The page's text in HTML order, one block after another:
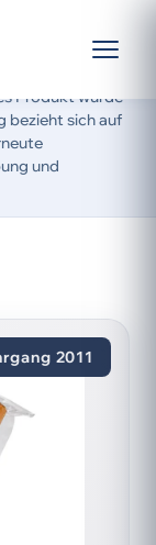
Produkt wurde
bezieht sich auf
und
2011